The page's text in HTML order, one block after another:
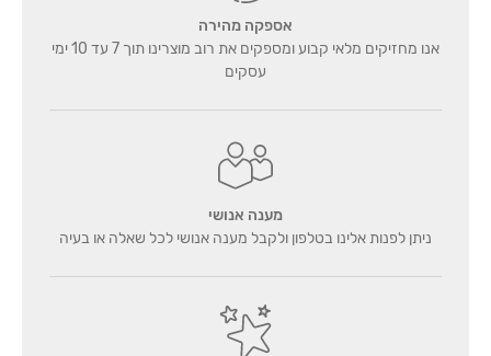
אספקה מהירה
אנו מחזיקים מלאי קבוע ומספקים את רוב מוצרינו תוך 7 עד 10 ימי
עסקים
מענה אנושי
ניתן לפנות אלינו בטלפון ולקבל מענה אנושי לכל שאלה או בעיה